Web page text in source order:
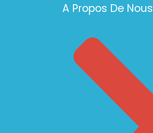
A Propos De Nous